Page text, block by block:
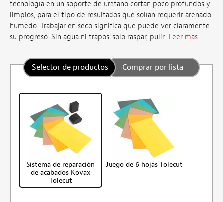
tecnología en un soporte de uretano cortan poco profundos y
limpios, para el tipo de resultados que solían requerir arenado
húmedo. Trabajar en seco significa que puede ver claramente
su progreso. Sin agua ni trapos: solo raspar, pulir...Leer más
Selector de productos Comprar por lista
Sistema de reparación
de acabados Kovax
Tolecut
Juego de 6 hojas Tolecut